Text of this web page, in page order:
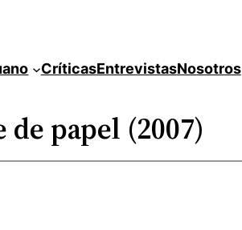
CríticasEntrevistasNosotros
papel (2007)